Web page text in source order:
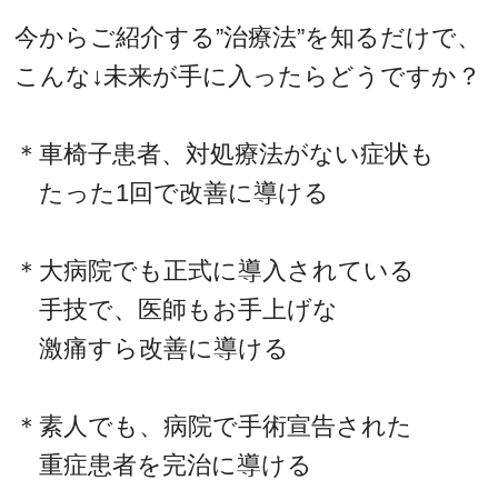
今からご紹介する”治療法”を知るだけで、
こんな↓未来が手に入ったらどうですか？
＊車椅子患者、対処療法がない症状も
たった1回で改善に導ける
＊大病院でも正式に導入されている
手技で、医師もお手上げな
激痛すら改善に導ける
＊素人でも、病院で手術宣告された
重症患者を完治に導ける